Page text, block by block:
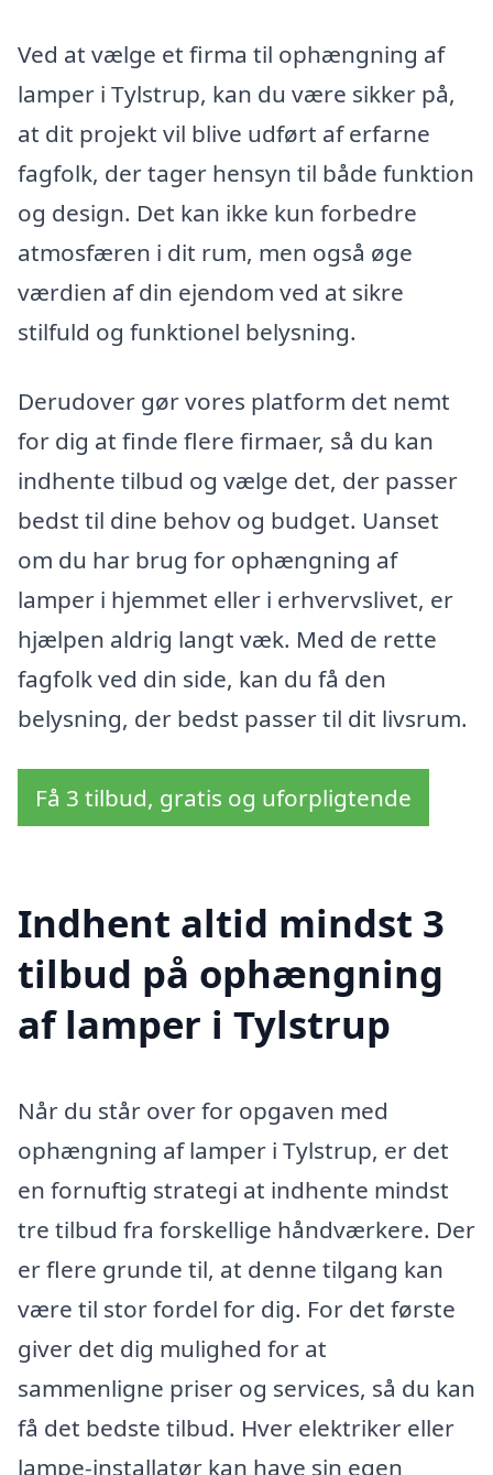
Ved at vælge et firma til ophængning af
lamper i Tylstrup, kan du være sikker på,
at dit projekt vil blive udført af erfarne
fagfolk, der tager hensyn til både funktion
og design. Det kan ikke kun forbedre
atmosfæren i dit rum, men også øge
værdien af din ejendom ved at sikre
stilfuld og funktionel belysning.
Derudover gør vores platform det nemt
for dig at finde flere firmaer, så du kan
indhente tilbud og vælge det, der passer
bedst til dine behov og budget. Uanset
om du har brug for ophængning af
lamper i hjemmet eller i erhvervslivet, er
hjælpen aldrig langt væk. Med de rette
fagfolk ved din side, kan du få den
belysning, der bedst passer til dit livsrum.
Få 3 tilbud, gratis og uforpligtende
Indhent altid mindst 3
tilbud på ophængning
af lamper i Tylstrup
Når du står over for opgaven med
ophængning af lamper i Tylstrup, er det
en fornuftig strategi at indhente mindst
tre tilbud fra forskellige håndværkere. Der
er flere grunde til, at denne tilgang kan
være til stor fordel for dig. For det første
giver det dig mulighed for at
sammenligne priser og services, så du kan
få det bedste tilbud. Hver elektriker eller
lampe-installatør kan have sin egen